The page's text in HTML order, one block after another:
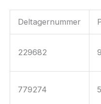
Deltagernummer
229682
779274